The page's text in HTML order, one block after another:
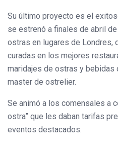
Su último proyecto es el
se estrenó a finales de abril
ostras en lugares de Londres,
curadas en los mejores
maridajes de ostras y bebidas
master de ostrelier.
Se animó a los comensales a
ostra” que les daban tarifas
eventos destacados.